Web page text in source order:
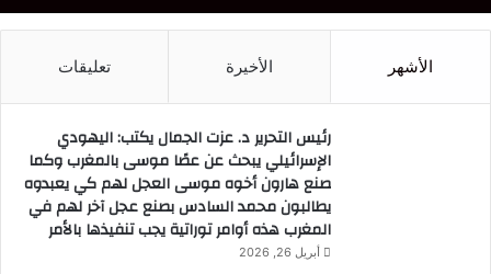
الأشهر الأخيرة تعليقات
رئيس التحرير د. عزت الجمال يكتب: اليهودي
الإسرائيلي يبحث عن عصًا موسى بالمغرب وكما
صنع هارون أخوه موسى العجل لهم كي يعبدوه
يطالبون محمد السادس بصنع عجل آخر لهم في
المغرب هذه أوامر توراتية يجب تنفيذها بالأمر
أبريل 26, 2026